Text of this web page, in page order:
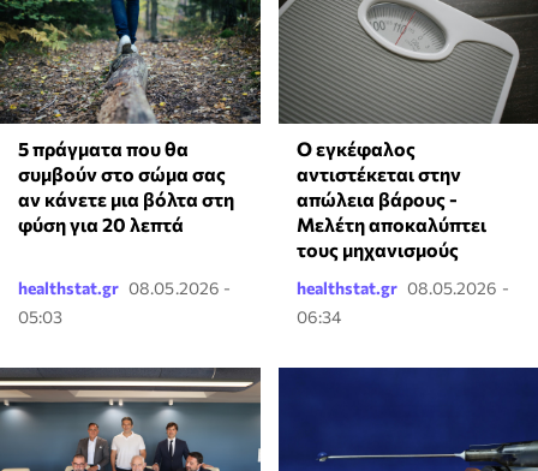
5 πράγματα που θα
συμβούν στο σώμα σας
αν κάνετε μια βόλτα στη
φύση για 20 λεπτά
healthstat.gr 08.05.2026 -
05:03
Ο εγκέφαλος
αντιστέκεται στην
απώλεια βάρους -
Μελέτη αποκαλύπτει
τους μηχανισμούς
healthstat.gr 08.05.2026 -
06:34